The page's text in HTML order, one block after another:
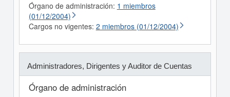
Órgano de administración: 1 miembros
(01/12/2004)
Cargos no vigentes: 2 miembros (01/12/2004)
Administradores, Dirigentes y Auditor de Cuentas
Órgano de administración